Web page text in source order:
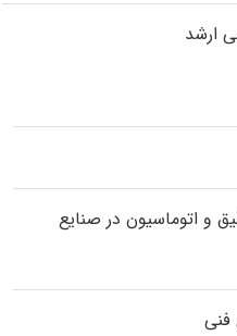
ارشد
و اتوماسیون در صنایع
فنی